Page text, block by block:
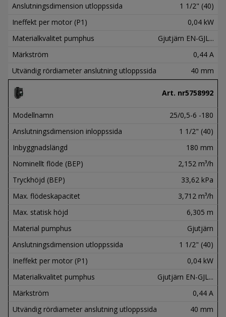
Anslutningsdimension utloppssida
1 1/2" (40)
Ineffekt per motor (P1)
0,04 kW
Materialkvalitet pumphus
Gjutjärn EN-GJL...
Märkström
0,44 A
Utvändig rördiameter anslutning utloppssida
40 mm
Art. nr5758992
Modellnamn
25/0,5-6 -180
Anslutningsdimension inloppssida
1 1/2" (40)
Inbyggnadslängd
180 mm
Nominellt flöde (BEP)
2,152 m³/h
Tryckhöjd (BEP)
33,62 kPa
Max. flödeskapacitet
3,712 m³/h
Max. statisk höjd
6,305 m
Material pumphus
Gjutjärn
Anslutningsdimension utloppssida
1 1/2" (40)
Ineffekt per motor (P1)
0,04 kW
Materialkvalitet pumphus
Gjutjärn EN-GJL...
Märkström
0,44 A
Utvändig rördiameter anslutning utloppssida
40 mm